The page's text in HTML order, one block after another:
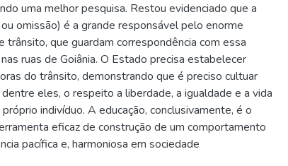
uma melhor pesquisa. Restou evidenciado que a
omissão) é a grande responsável pelo enorme
trânsito, que guardam correspondência com essa
ruas de Goiânia. O Estado precisa estabelecer
do trânsito, demonstrando que é preciso cultuar
eles, o respeito a liberdade, a igualdade e a vida
indivíduo. A educação, conclusivamente, é o
eficaz de construção de um comportamento
pacífica e, harmoniosa em sociedade